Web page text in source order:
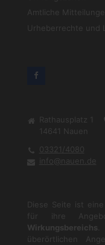
Amtliche
Urheberrechte und
Rathausplatz 1
14641
Nauen
03321/4080
info@nauen.de
Diese Seite ist
für ihre
Wirkungsbereichs
überörtlichen